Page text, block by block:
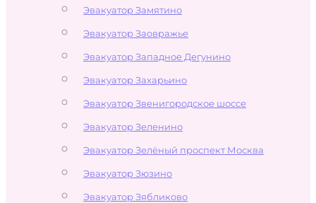
Эвакуатор Замятино
Эвакуатор Заовражье
Эвакуатор Западное Дегунино
Эвакуатор Захарьино
Эвакуатор Звенигородское шоссе
Эвакуатор Зеленино
Эвакуатор Зелёный проспект Москва
Эвакуатор Зюзино
Эвакуатор Зябликово